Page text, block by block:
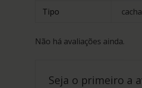
Tipo
Não há avaliações ainda.
Seja o primeiro a